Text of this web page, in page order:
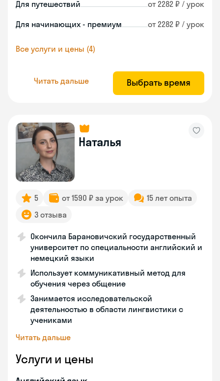
Для путешествий от 2282 ₽ / урок
Для начинающих - премиум от 2282 ₽ / урок
Все услуги и цены (4)
Читать дальше Выбрать время
Наталья
5 от 1590 ₽ за урок
15 лет опыта
3 отзыва
Окончила Барановичский государственный
университет по специальности английский и
немецкий языки
Использует коммуникативный метод для
обучения через общение
Занимается исследовательской
деятельностью в области лингвистики с
учениками
Читать дальше
Услуги и цены